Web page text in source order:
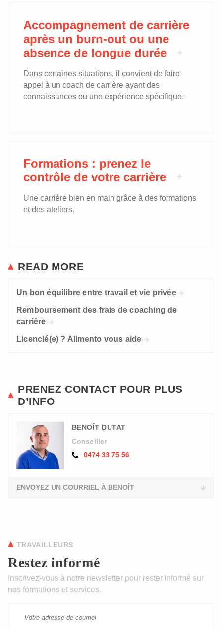
Accompagnement de carrière
après un burn-out ou une
absence de longue durée
Dans certaines situations, il convient de faire
appel à un coach de carrière ayant des
connaissances ou une expérience spécifique.
Formations : prenez le
contrôle de votre carrière
Une carrière bien en main grâce à des formations
et des ateliers.
READ MORE
Un bon équilibre entre travail et vie privée
Remboursement des frais de coaching de
carrière
Licencié(e) ? Alimento vous aide
PRENEZ CONTACT POUR PLUS
D’INFO
BENOÎT DUTAT
Conseiller
0474 33 75 56
ENVOYEZ UN COURRIEL À BENOÎT
Restez informé
TRAVAILLEURS
Inscrivez-vous à notre newsletter pour rester informé sur
nos formations et services.